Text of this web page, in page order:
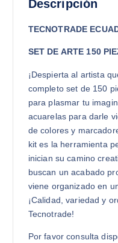
Descripción
TECNOTRADE
SET DE ARTE 150
¡Despierta al artista
completo set de 150
para plasmar tu
acuarelas para darle
de colores y
kit es la herramienta
inician su camino
buscan un acabado
viene organizado en
¡Calidad, variedad y
Tecnotrade!
Por favor consulta